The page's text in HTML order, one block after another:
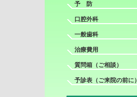
予 防
口腔外科
一般歯科
治療費用
質問箱 （ご相談）
予診表 （ご来院の前に）